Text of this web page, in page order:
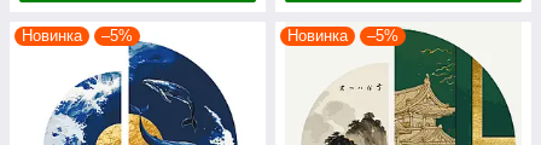
Новинка –5% Новинка –5%